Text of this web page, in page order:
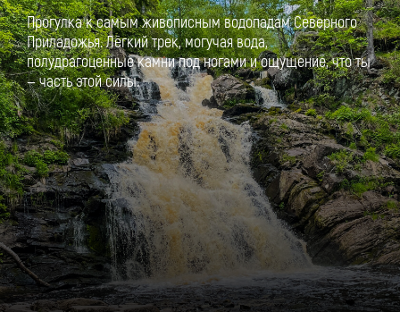
Прогулка к самым живописным водопадам Северного
Приладожья. Лёгкий трек, могучая вода,
полудрагоценные камни под ногами и ощущение, что ты
— часть этой силы.